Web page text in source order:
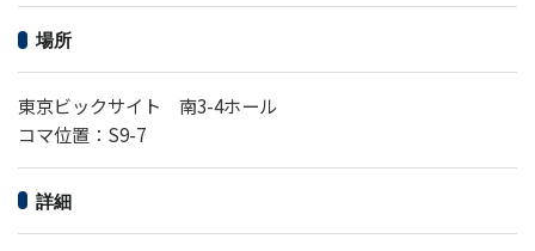
場所
東京ビックサイト 南3-4ホール
コマ位置：S9-7
詳細